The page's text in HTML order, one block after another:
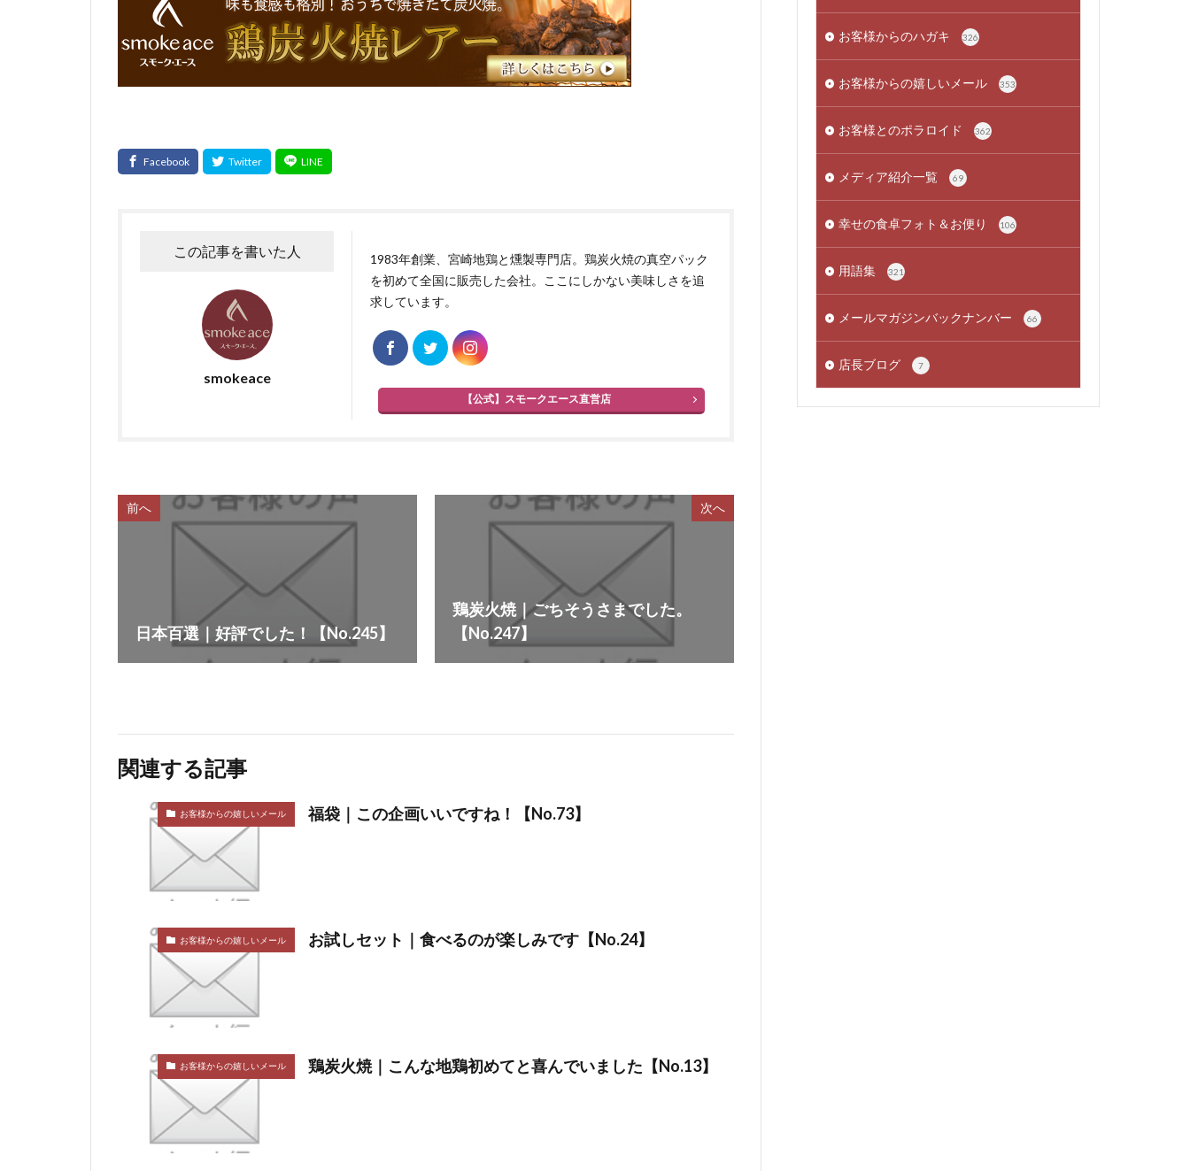
この記事を書いた人
smokeace
1983年創業、宮崎地鶏と燻製専門店。鶏炭火焼の真空パック
を初めて全国に販売した会社。ここにしかない美味しさを追
求しています。
【公式】スモークエース直営店
前へ
日本百選｜好評でした！【No.245】
次へ
鶏炭火焼｜ごちそうさまでした。
【No.247】
関連する記事
お客様からの嬉しいメール 福袋｜この企画いいですね！【No.73】
お客様からの嬉しいメール お試しセット｜食べるのが楽しみです【No.24】
お客様からの嬉しいメール 鶏炭火焼｜こんな地鶏初めてと喜んでいました【No.13】
お客様からのハガキ 326
お客様からの嬉しいメール 353
お客様とのポラロイド 362
メディア紹介一覧 69
幸せの食卓フォト＆お便り 106
用語集 321
メールマガジンバックナンバー 66
店長ブログ 7